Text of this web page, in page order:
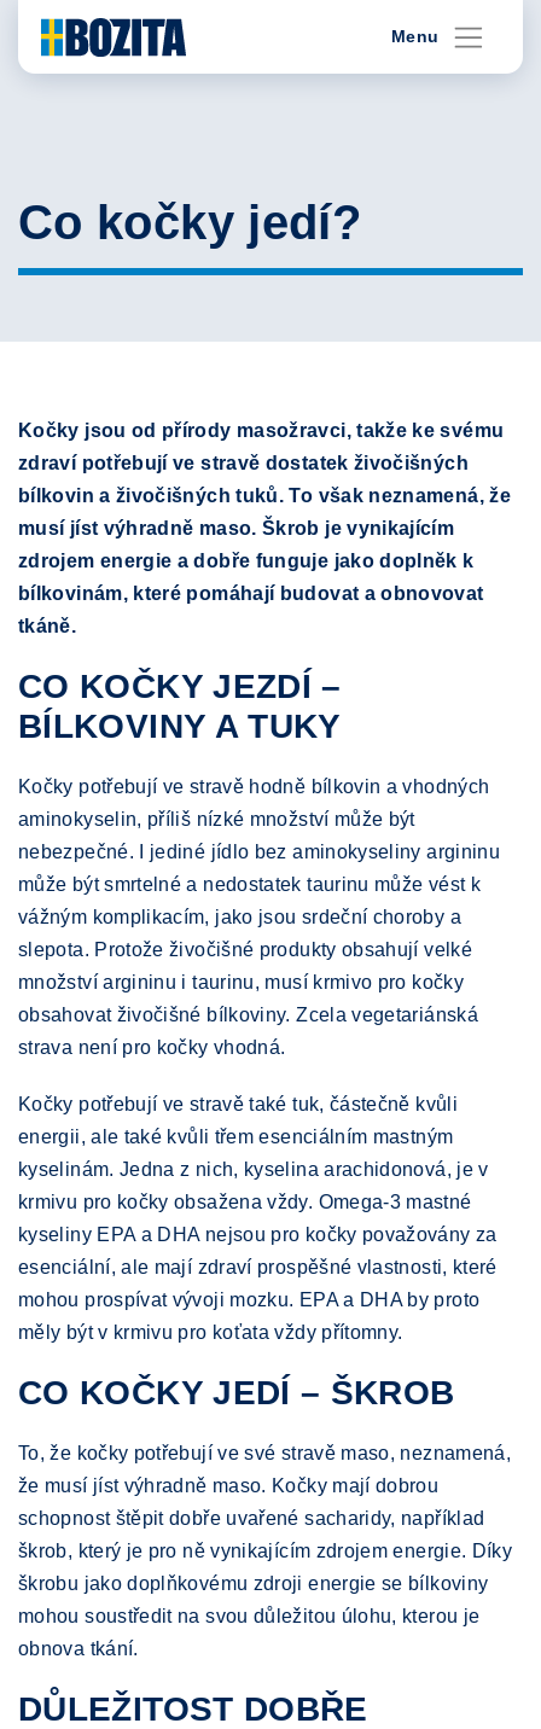
content
Menu
Co kočky jedí?
Kočky jsou od přírody masožravci, takže ke svému
zdraví potřebují ve stravě dostatek živočišných
bílkovin a živočišných tuků. To však neznamená, že
musí jíst výhradně maso. Škrob je vynikajícím
zdrojem energie a dobře funguje jako doplněk k
bílkovinám, které pomáhají budovat a obnovovat
tkáně.
CO KOČKY JEZDÍ –
BÍLKOVINY A TUKY
Kočky potřebují ve stravě hodně bílkovin a vhodných
aminokyselin, příliš nízké množství může být
nebezpečné. I jediné jídlo bez aminokyseliny argininu
může být smrtelné a nedostatek taurinu může vést k
vážným komplikacím, jako jsou srdeční choroby a
slepota. Protože živočišné produkty obsahují velké
množství argininu i taurinu, musí krmivo pro kočky
obsahovat živočišné bílkoviny. Zcela vegetariánská
strava není pro kočky vhodná.
Kočky potřebují ve stravě také tuk, částečně kvůli
energii, ale také kvůli třem esenciálním mastným
kyselinám. Jedna z nich, kyselina arachidonová, je v
krmivu pro kočky obsažena vždy. Omega-3 mastné
kyseliny EPA a DHA nejsou pro kočky považovány za
esenciální, ale mají zdraví prospěšné vlastnosti, které
mohou prospívat vývoji mozku. EPA a DHA by proto
měly být v krmivu pro koťata vždy přítomny.
CO KOČKY JEDÍ – ŠKROB
To, že kočky potřebují ve své stravě maso, neznamená,
že musí jíst výhradně maso. Kočky mají dobrou
schopnost štěpit dobře uvařené sacharidy, například
škrob, který je pro ně vynikajícím zdrojem energie. Díky
škrobu jako doplňkovému zdroji energie se bílkoviny
mohou soustředit na svou důležitou úlohu, kterou je
obnova tkání.
DŮLEŽITOST DOBŘE